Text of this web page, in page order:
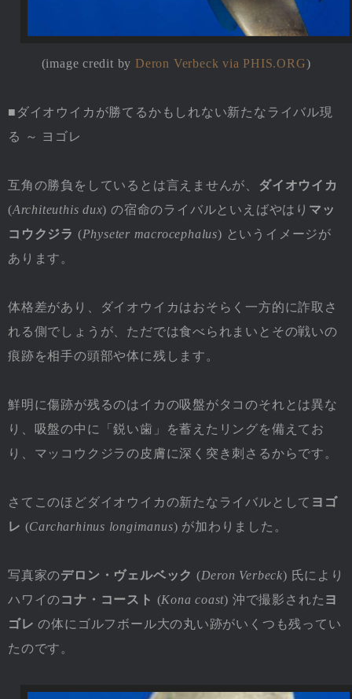
(image credit by Deron Verbeck via PHIS.ORG)
■ダイオウイカが勝てるかもしれない新たなライバル現
る ～ ヨゴレ
互角の勝負をしているとは言えませんが、
ダイオウイカ
(Architeuthis dux) の宿命のライバルといえばやはり マッ
コウクジラ (Physeter macrocephalus) というイメージが
あります。
体格差があり、ダイオウイカはおそらく一方的に詐取さ
れる側でしょうが、ただでは食べられまいとその戦いの
痕跡を相手の頭部や体に残します。
鮮明に傷跡が残るのはイカの吸盤がタコのそれとは異な
り、吸盤の中に「鋭い歯」を蓄えたリングを備えてお
り、マッコウクジラの皮膚に深く突き刺さるからです。
さてこのほどダイオウイカの新たなライバルとして ヨゴ
レ (Carcharhinus longimanus) が加わりました。
写真家のデロン・ヴェルベック (Deron Verbeck) 氏により
ハワイのコナ・コースト (Kona coast) 沖で撮影された ヨ
ゴレ の体にゴルフボール大の丸い跡がいくつも残ってい
たのです。